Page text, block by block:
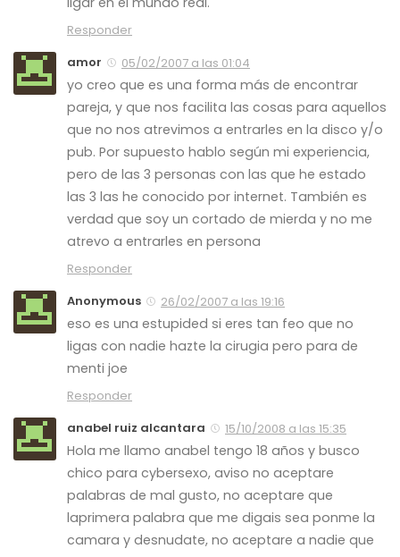
Responder
amor
05/02/2007 a las 01:04
yo creo que es una forma más de encontrar
pareja, y que nos facilita las cosas para aquellos
que no nos atrevimos a entrarles en la disco y/o
pub. Por supuesto hablo según mi experiencia,
pero de las 3 personas con las que he estado
las 3 las he conocido por internet. También es
verdad que soy un cortado de mierda y no me
atrevo a entrarles en persona
Responder
Anonymous
26/02/2007 a las 19:16
eso es una estupided si eres tan feo que no
ligas con nadie hazte la cirugia pero para de
menti joe
Responder
anabel ruiz alcantara
15/10/2008 a las 15:35
Hola me llamo anabel tengo 18 años y busco
chico para cybersexo, aviso no aceptare
palabras de mal gusto, no aceptare que
laprimera palabra que me digais sea ponme la
camara y desnudate, no aceptare a nadie que